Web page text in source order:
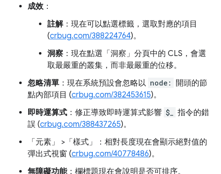
成效 ：
註解：現在可以點選標籤，選取對應的項目
(crbug.com/388224764)。
洞察 ：現在點選「洞察」 分頁中的 CLS，會選
取最嚴重的叢集，而非最嚴重的位移。
忽略清單 ：現在系統預設會忽略以 node:
開頭的節
點內部項目 (crbug.com/382453615)。
即時運算式 ：修正導致即時運算式影響 $_
指令的錯
誤 (crbug.com/388437265)。
「元素」
>「樣式」
：相對長度現在會顯示絕對值的
彈出式視窗 (crbug.com/40778486)。
無障礙功能：欄標題現在會說明是否可排序。